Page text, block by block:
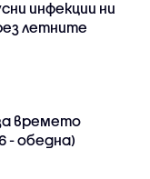
инфекции ни
летните
времето
- обедна)